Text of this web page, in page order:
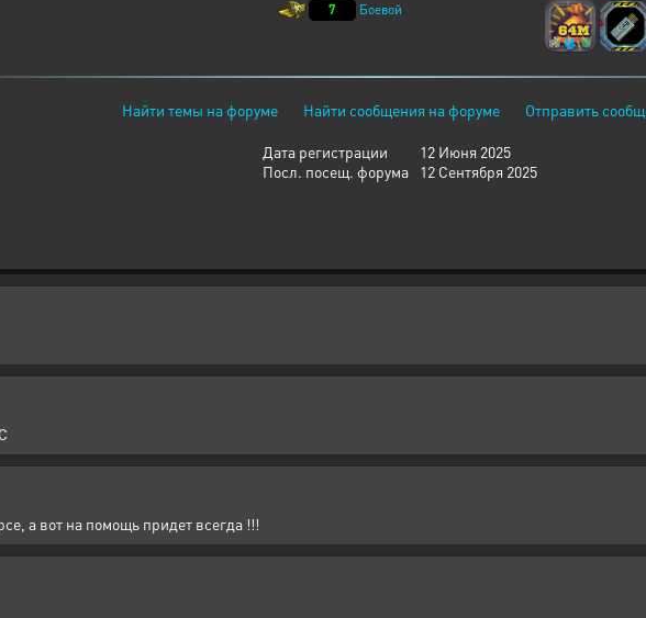
7
Боевой
Найти темы на форуме Найти сообщения на форуме Отправить
Дата регистрации
12 Июня 2025
Посл. посещ. форума
12 Сентября 2025
а вот на помощь придет всегда !!!